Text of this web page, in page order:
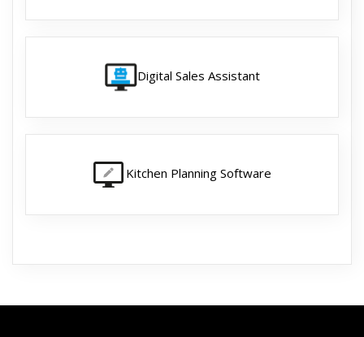
Digital Sales Assistant
Kitchen Planning Software